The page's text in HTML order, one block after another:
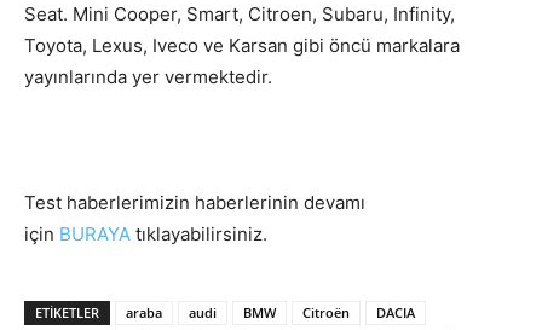
Seat. Mini Cooper, Smart, Citroen, Subaru, Infinity,
Toyota, Lexus, Iveco ve Karsan gibi öncü markalara
yayınlarında yer vermektedir.
Test haberlerimizin haberlerinin devamı
için BURAYA tıklayabilirsiniz.
ETIKETLER araba audi BMW Citroën
DACIA